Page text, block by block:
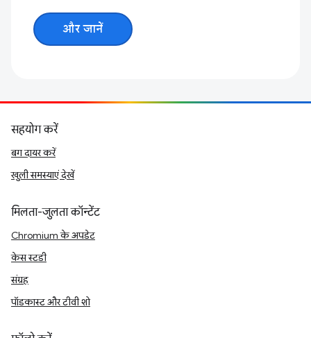
और जानें
सहयोग करें
बग दायर करें
खुली समस्याएं देखें
मिलता-जुलता कॉन्टेंट
Chromium के अपडेट
केस स्टडी
संग्रह
पॉडकास्ट और टीवी शो